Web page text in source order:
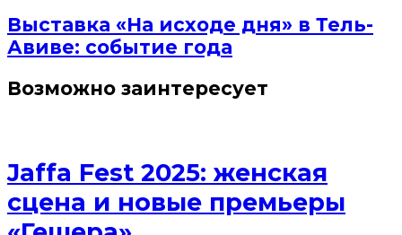
Выставка «На исходе дня» в Тель-
Авиве: событие года
Возможно заинтересует
Jaffa Fest 2025: женская
сцена и новые премьеры